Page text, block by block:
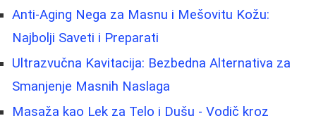
Anti-Aging Nega za Masnu i Mešovitu Kožu:
Najbolji Saveti i Preparati
Ultrazvučna Kavitacija: Bezbedna Alternativa za
Smanjenje Masnih Naslaga
Masaža kao Lek za Telo i Dušu - Vodič kroz